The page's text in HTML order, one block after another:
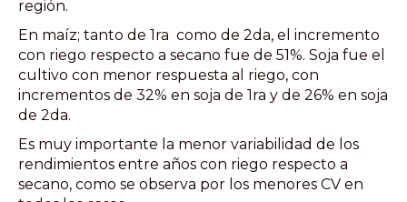
región.
En maíz; tanto de 1ra como de 2da, el incremento
con riego respecto a secano fue de 51%. Soja fue el
cultivo con menor respuesta al riego, con
incrementos de 32% en soja de 1ra y de 26% en soja
de 2da.
Es muy importante la menor variabilidad de los
rendimientos entre años con riego respecto a
secano, como se observa por los menores CV en